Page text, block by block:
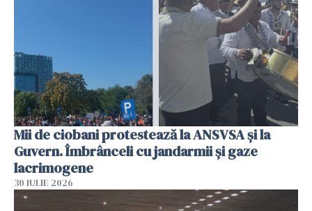
Mii de ciobani protestează la ANSVSA și la
Guvern. Îmbrânceli cu jandarmii și gaze
lacrimogene
30 IULIE 2026